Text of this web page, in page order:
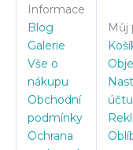
Informace
Blog
Galerie
Vše o
nákupu
Obchodní
podmínky
Ochrana
Můj
účtu